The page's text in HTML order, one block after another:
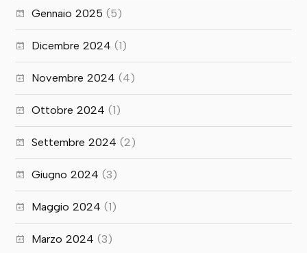
Gennaio 2025 (5)
Dicembre 2024 (1)
Novembre 2024 (4)
Ottobre 2024 (1)
Settembre 2024 (2)
Giugno 2024 (3)
Maggio 2024 (1)
Marzo 2024 (3)